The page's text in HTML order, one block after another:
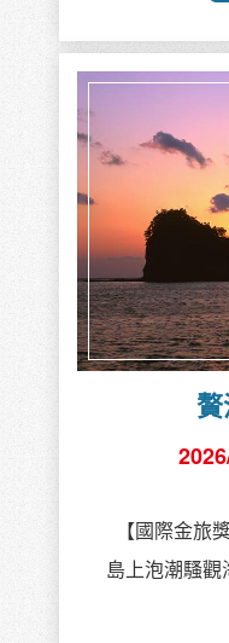
【國際金旅
島上泡潮騷